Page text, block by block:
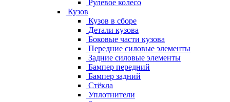
Рулевое колесо
Кузов
Кузов в сборе
Детали кузова
Боковые части кузова
Передние силовые элементы
Задние силовые элементы
Бампер передний
Бампер задний
Стёкла
Уплотнители